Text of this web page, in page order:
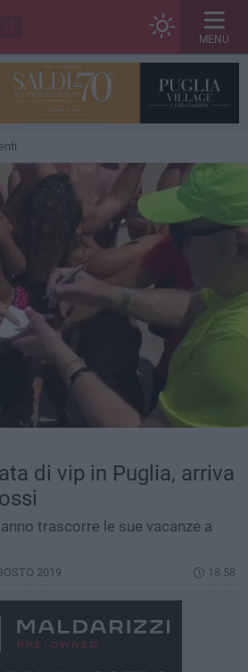
MENU
di vip in Puglia, arriva
trascorre le sue vacanze a
2019 18.58